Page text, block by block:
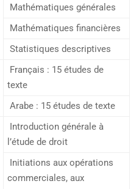
Mathématiques générales
Mathématiques financières
Statistiques descriptives
Français : 15 études de
texte
Arabe : 15 études de texte
Introduction générale à
l’étude de droit
Initiations aux opérations
commerciales, aux